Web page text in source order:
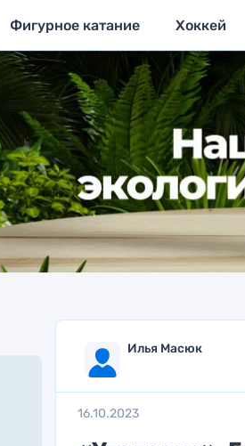
Фигурное катание Хоккей
Илья Масюк
16.10.2023